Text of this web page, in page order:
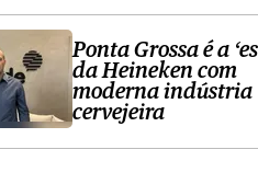
Ponta Grossa é a
da Heineken com
moderna indústria
cervejeira